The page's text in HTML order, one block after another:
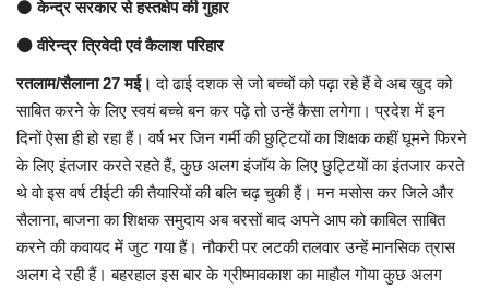
रेलवे
शख्सियत
मनोरंजन
धर्म-संस्कृति
विचार सरोकार
⚫केन्द्र सरकार से हस्तक्षेप की गुहार
⚫ वीरेन्द्र त्रिवेदी एवं कैलाश परिहार
रतलाम/सैलाना 27 मई। दो ढाई दशक से जो बच्चों को पढ़ा रहे हैं वे अब खुद को
साबित करने के लिए स्वयं बच्चे बन कर पढ़े तो उन्हें कैसा लगेगा। प्रदेश में इन
दिनों ऐसा ही हो रहा हैं। वर्ष भर जिन गर्मी की छुट्टियों का शिक्षक कहीं घूमने फिरने
के लिए इंतजार करते रहते हैं, कुछ अलग इंजॉय के लिए छुट्टियों का इंतजार करते
थे वो इस वर्ष टीईटी की तैयारियों की बलि चढ़ चुकी हैं। मन मसोस कर जिले और
सैलाना, बाजना का शिक्षक समुदाय अब बरसों बाद अपने आप को काबिल साबित
करने की कवायद में जुट गया हैं। नौकरी पर लटकी तलवार उन्हें मानसिक त्रास
अलग दे रही हैं। बहरहाल इस बार के ग्रीष्मावकाश का माहौल गोया कुछ अलग